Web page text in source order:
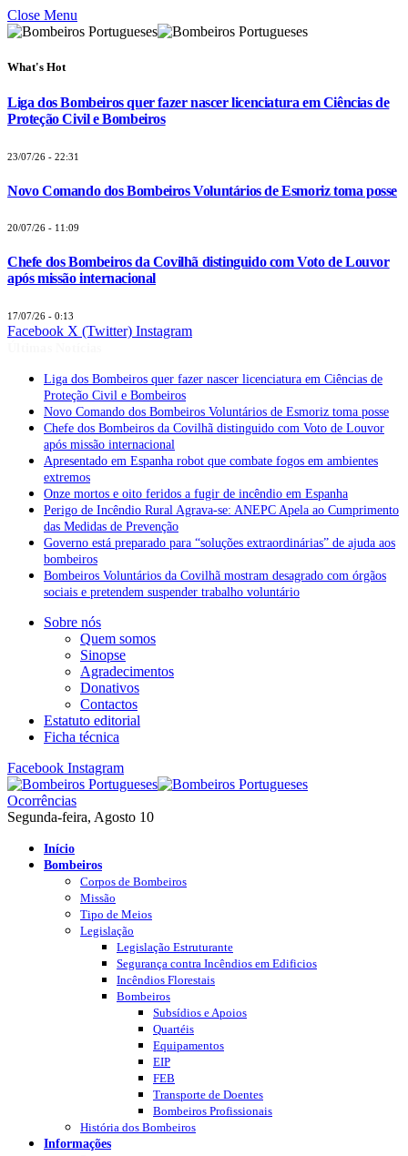
Close Menu
What's Hot
Liga dos Bombeiros quer fazer nascer licenciatura em Ciências de
Proteção Civil e Bombeiros
23/07/26 - 22:31
Novo Comando dos Bombeiros Voluntários de Esmoriz toma posse
20/07/26 - 11:09
Chefe dos Bombeiros da Covilhã distinguido com Voto de Louvor
após missão internacional
17/07/26 - 0:13
Facebook X (Twitter) Instagram
Liga dos Bombeiros quer fazer nascer licenciatura em Ciências de
Proteção Civil e Bombeiros
Novo Comando dos Bombeiros Voluntários de Esmoriz toma posse
Chefe dos Bombeiros da Covilhã distinguido com Voto de Louvor
após missão internacional
Apresentado em Espanha robot que combate fogos em ambientes
extremos
Onze mortos e oito feridos a fugir de incêndio em Espanha
Perigo de Incêndio Rural Agrava-se: ANEPC Apela ao Cumprimento
das Medidas de Prevenção
Governo está preparado para “soluções extraordinárias” de ajuda aos
bombeiros
Bombeiros Voluntários da Covilhã mostram desagrado com órgãos
sociais e pretendem suspender trabalho voluntário
Sobre nós
Quem somos
Sinopse
Agradecimentos
Donativos
Contactos
Estatuto editorial
Ficha técnica
Facebook Instagram
Ocorrências
Segunda-feira, Agosto 10
Início
Bombeiros
Corpos de Bombeiros
Missão
Tipo de Meios
Legislação
Legislação Estruturante
Segurança contra Incêndios em Edificios
Incêndios Florestais
Bombeiros
Subsídios e Apoios
Quartéis
Equipamentos
EIP
FEB
Transporte de Doentes
Bombeiros Profissionais
História dos Bombeiros
Informações